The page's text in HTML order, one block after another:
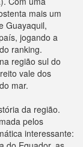
mais um
Guayaquil,
jogando a
ranking.
região sul do
vale dos
mar.
da região.
pelos
interessante: